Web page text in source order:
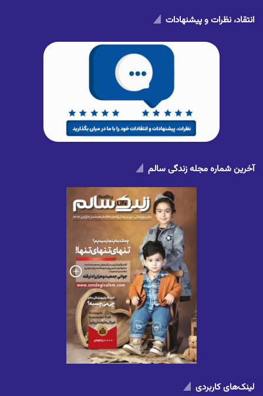
انتقاد، نظرات و پیشنهادات
آخرین شماره مجله زندگی سالم
لینک‌های کاربردی